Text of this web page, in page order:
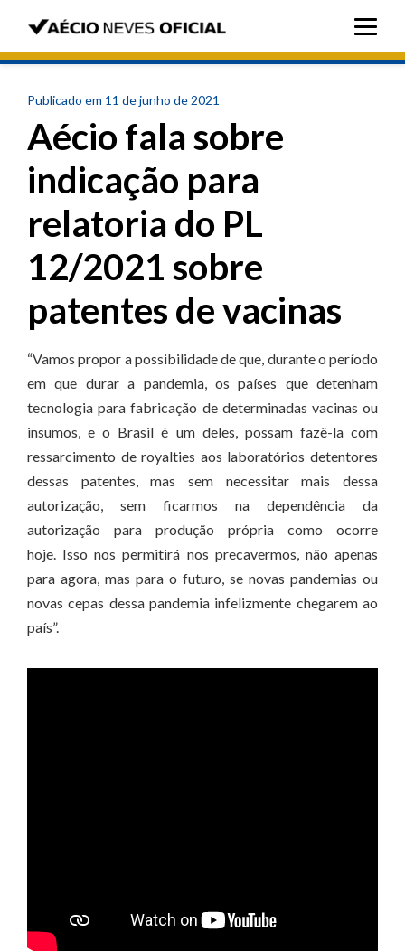
Publicado em 11 de junho de 2021
Aécio fala sobre
indicação para
relatoria do PL
12/2021 sobre
patentes de vacinas
“Vamos propor a possibilidade de que, durante o período
em que durar a pandemia, os países que detenham
tecnologia para fabricação de determinadas vacinas ou
insumos, e o Brasil é um deles, possam fazê-la com
ressarcimento de royalties aos laboratórios detentores
dessas patentes, mas sem necessitar mais dessa
autorização, sem ficarmos na dependência da
autorização para produção própria como ocorre
hoje. Isso nos permitirá nos precavermos, não apenas
para agora, mas para o futuro, se novas pandemias ou
novas cepas dessa pandemia infelizmente chegarem ao
país”.